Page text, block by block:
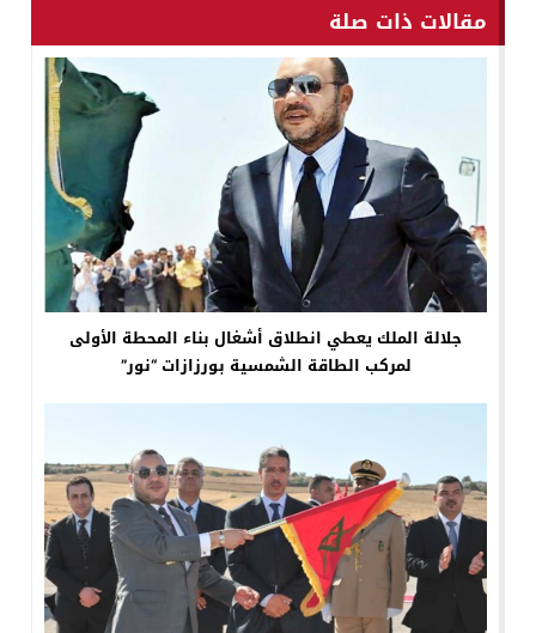
مقالات ذات صلة
جلالة الملك يعطي انطلاق أشغال بناء المحطة الأولى
لمركب الطاقة الشمسية بورزازات “نور”